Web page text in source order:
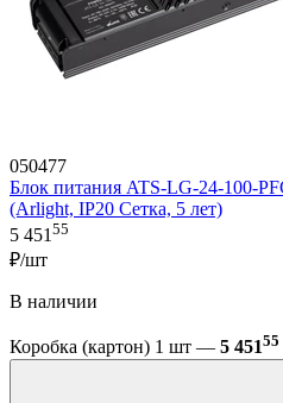
050477
Блок питания ATS-LG-24-100-
(Arlight, IP20 Сетка, 5 лет)
5 451 55
₽/шт
В наличии
Коробка (картон) 1 шт — 5 45155